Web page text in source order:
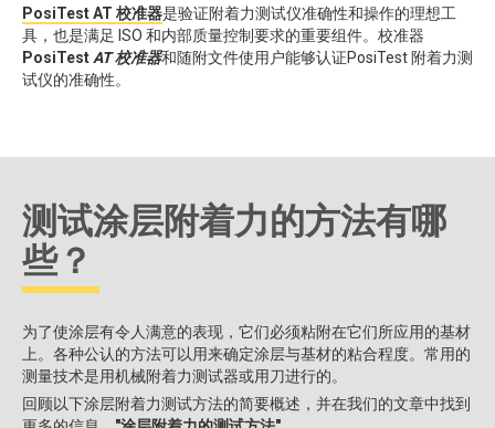
PosiTest AT 校准器是验证附着力测试仪准确性和操作的理想工
具，也是满足 ISO 和内部质量控制要求的重要组件。校准器
PosiTest AT 校准器和随附文件使用户能够认证PosiTest 附着力测
试仪的准确性。
测试涂层附着力的方法有哪
些？
为了使涂层有令人满意的表现，它们必须粘附在它们所应用的基材
上。各种公认的方法可以用来确定涂层与基材的粘合程度。常用的
测量技术是用机械附着力测试器或用刀进行的。
回顾以下涂层附着力测试方法的简要概述，并在我们的文章中找到